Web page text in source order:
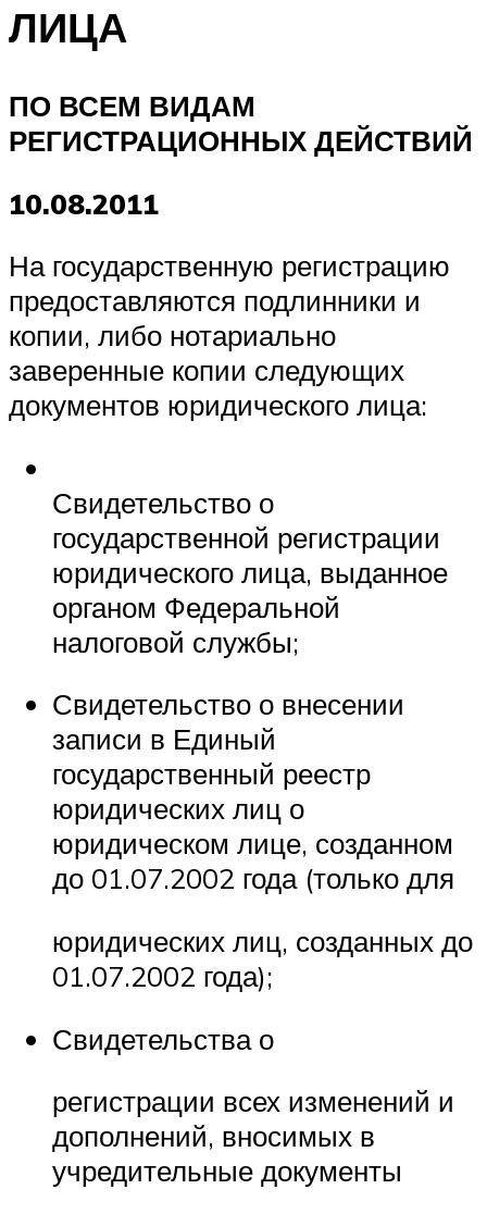
ЛИЦА
ПО ВСЕМ ВИДАМ
РЕГИСТРАЦИОННЫХ ДЕЙСТВИЙ
10.08.2011
На государственную регистрацию
предоставляются подлинники и
копии, либо нотариально
заверенные копии следующих
документов юридического лица:
Свидетельство о
государственной регистрации
юридического лица, выданное
органом Федеральной
налоговой службы;
Свидетельство о внесении
записи в Единый
государственный реестр
юридических лиц о
юридическом лице, созданном
до 01.07.2002 года (только для
юридических лиц, созданных до
01.07.2002 года);
Свидетельства о
регистрации всех изменений и
дополнений, вносимых в
учредительные документы